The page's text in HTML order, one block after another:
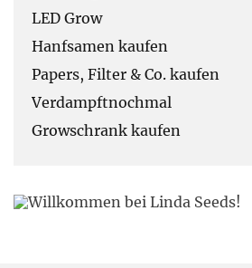
LED Grow
Hanfsamen kaufen
Papers, Filter & Co. kaufen
Verdampftnochmal
Growschrank kaufen